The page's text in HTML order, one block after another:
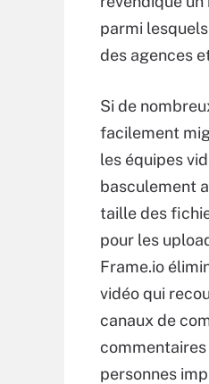
parmi
des agences
Si de
facilement
les équipes
basculement
taille des
pour les
Frame.io
vidéo qui
canaux de
personnes